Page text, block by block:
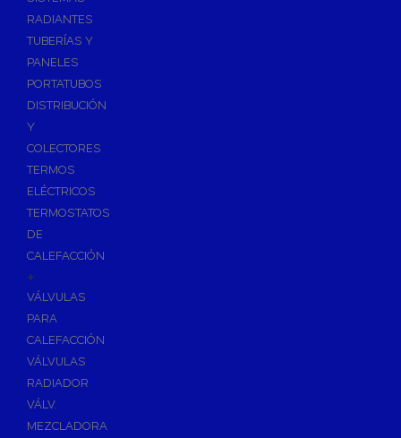
Ósmosis con Depósito
Recambios de Ósmosis
Grifería de Ósmosis
Regulación y Dosificación de Agua
RADIANTES
TUBERÍAS Y
PANELES
PORTATUBOS
DISTRIBUCIÓN
Y
COLECTORES
TERMOS
ELÉCTRICOS
TERMOSTATOS
DE
CALEFACCIÓN
+
VÁLVULAS
PARA
CALEFACCIÓN
VÁLVULAS
RADIADOR
VÁLV.
MEZCLADORA